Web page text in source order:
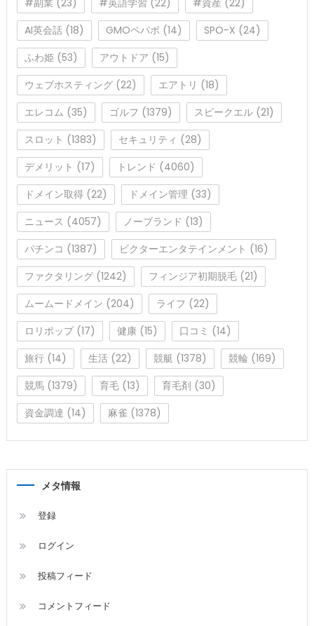
#副業 (23) #英語学習 (22) #資産 (22)
AI英会話(18) GMOペパボ (14) SPO-X (24)
ふわ姫(53) アウトドア (15)
ウェブホスティング(22) エアトリ (18)
エレコム (35) ゴルフ (1379) スピークエル(21)
スロット (1383) セキュリティ (28)
デメリット (17) トレンド (4060)
ドメイン取得(22) ドメイン管理(33)
ニュース (4057) ノーブランド (13)
パチンコ (1387) ビクターエンタテインメント (16)
ファクタリング(1242) フィンジア初期脱毛(21)
ムームードメイン (204) ライフ (22)
ロリポップ(17) 健康(15) 口コミ (14)
旅行(14) 生活(22) 競艇 (1378) 競輪 (169)
競馬(1379) 育毛(13) 育毛剤 (30)
資金調達 (14) 麻雀(1378)
メタ情報
登録
ログイン
投稿フィード
コメントフィード